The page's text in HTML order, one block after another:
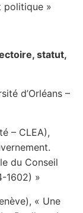
politique »
statut,
d’Orléans –
– CLEA),
du Conseil
1602) »
« Une